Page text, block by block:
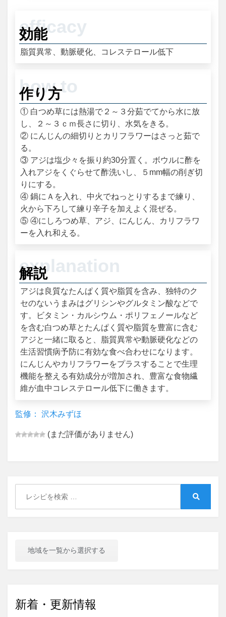
効能
脂質異常、動脈硬化、コレステロール低下
作り方
① 白つめ草には熱湯で２～３分茹でてから水に放
し、２～３ｃｍ長さに切り、水気をきる。
② にんじんの細切りとカリフラワーはさっと茹で
る。
③ アジは塩少々を振り約30分置く。ボウルに酢を
入れアジをくぐらせて酢洗いし、５mm幅の削ぎ切
りにする。
④ 鍋にＡを入れ、中火でねっとりするまで練り、
火から下ろして練り辛子を加えよく混ぜる。
⑤ ④にしろつめ草、アジ、にんじん、カリフラワ
ーを入れ和える。
解説
アジは良質なたんぱく質や脂質を含み、独特のク
セのないうまみはグリシンやグルタミン酸などで
す。ビタミン・カルシウム・ポリフェノールなど
を含む白つめ草とたんぱく質や脂質を豊富に含む
アジと一緒に取ると、脂質異常や動脈硬化などの
生活習慣病予防に有効な食べ合わせになります。
にんじんやカリフラワーをプラスすることで生理
機能を整える有効成分が増加され、豊富な食物繊
維が血中コレステロール低下に働きます。
監修： 沢木みずほ
(まだ評価がありません)
地域を一覧から選択する
新着・更新情報